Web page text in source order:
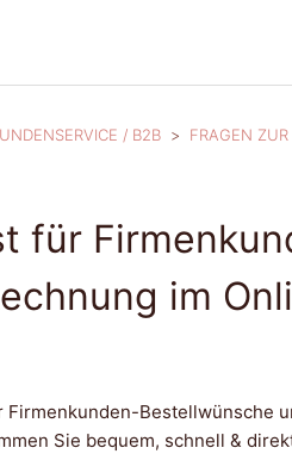
/ B2B FRAGEN
für
im
Firmenkunden-Bestellwünsche
Sie bequem, schnell &